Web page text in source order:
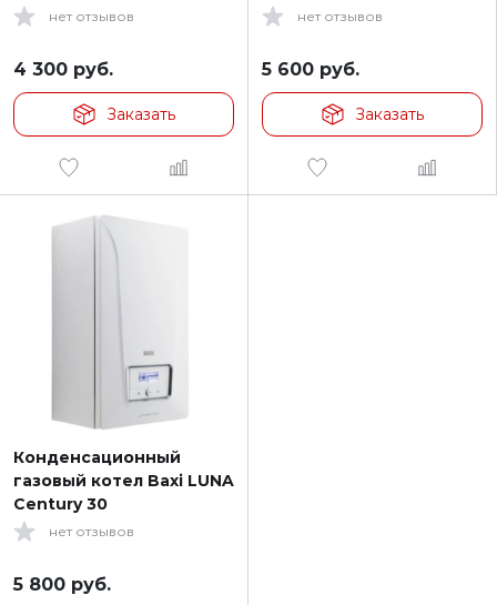
нет отзывов
4 300 руб.
Заказать
нет отзывов
5 600 руб.
Заказать
Конденсационный
газовый котел Baxi LUNA
Century 30
нет отзывов
5 800 руб.